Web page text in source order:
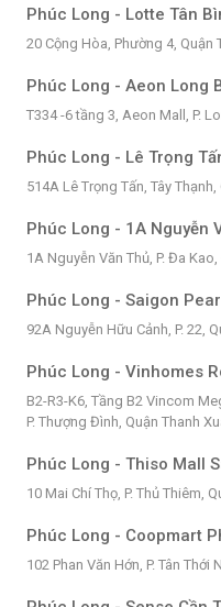
Phúc Long - Lotte Tân
20 Cộng Hòa, Phường 4, Quận
Phúc Long - Aeon Long
T334 -6 tầng 3, Aeon Mall, P.
Phúc Long - Lê Trọng
514A Lê Trọng Tấn, Tây
Phúc Long - 1A Nguyễn
1A Nguyễn Văn Thủ, P. Đa
Phúc Long - Saigon
92A Nguyễn Hữu Cảnh, P. 22,
Phúc Long - Vinhomes
B2-R3-K6, Tầng B2 Vincom
P. Thượng Đình, Quận Thanh
Phúc Long - Thiso Mall
10 Mai Chí Thọ, P. Thủ Thiêm,
Phúc Long - Coopmart
102 Phan Văn Hớn, P. Tân Thới